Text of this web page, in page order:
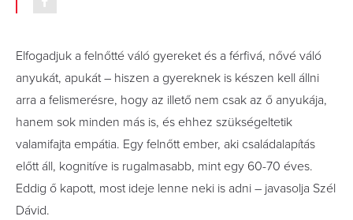
Elfogadjuk a felnőtté váló gyereket és a férfivá, nővé váló
anyukát, apukát – hiszen a gyereknek is készen kell állni
arra a felismerésre, hogy az illető nem csak az ő anyukája,
hanem sok minden más is, és ehhez szükségeltetik
valamifajta empátia. Egy felnőtt ember, aki családalapítás
előtt áll, kognitíve is rugalmasabb, mint egy 60-70 éves.
Eddig ő kapott, most ideje lenne neki is adni – javasolja Szél
Dávid.